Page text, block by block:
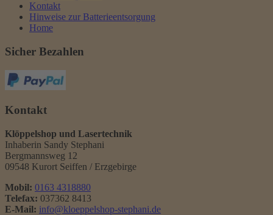
Kontakt
Hinweise zur Batterieentsorgung
Home
Sicher Bezahlen
Kontakt
Klöppelshop und Lasertechnik
Inhaberin Sandy Stephani
Bergmannsweg 12
09548 Kurort Seiffen / Erzgebirge
Mobil: 0163 4318880
Telefax: 037362 8413
E-Mail: info@kloeppelshop-stephani.de